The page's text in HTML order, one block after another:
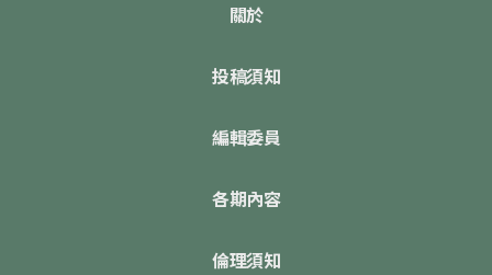
關於
投稿須知
編輯委員
各期內容
倫理須知